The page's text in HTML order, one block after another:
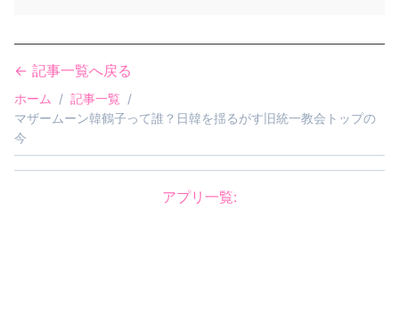
← 記事一覧へ戻る
ホーム / 記事一覧 /
マザームーン韓鶴子って誰？日韓を揺るがす旧統一教会トップの
今
アプリ一覧: